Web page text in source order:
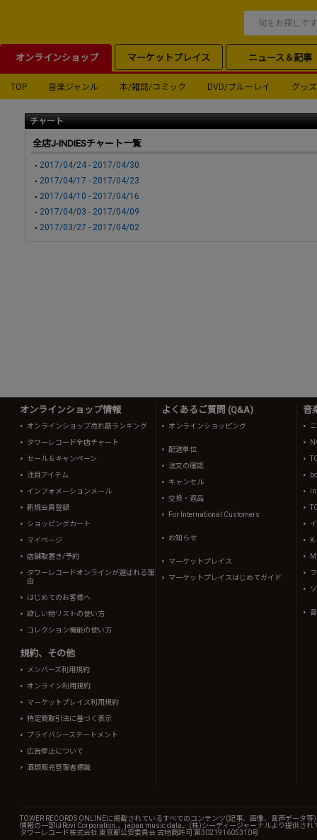
オンラインショップ マーケットプレイス ニュース＆記事
TOP 音楽ジャンル 本/雑誌/コミック DVD/ブルーレイ グッズ
チャート
全店J-INDIESチャート一覧
2017/04/24 - 2017/04/30
2017/04/17 - 2017/04/23
2017/04/10 - 2017/04/16
2017/04/03 - 2017/04/09
2017/03/27 - 2017/04/02
オンラインショップ情報
オンラインショップ売れ筋ランキング
タワーレコード全店チャート
セール＆キャンペーン
注目アイテム
インフォメーションメール
新規会員登録
ショッピングカート
マイページ
店舗取置き/予約
タワーレコードオンラインが選ばれる理
由
はじめてのお客様へ
欲しい物リストの使い方
コレクション機能の使い方
規約、その他
メンバーズ利用規約
オンライン利用規約
マーケットプレイス利用規約
特定商取引法に基づく表示
プライバシーステートメント
広告停止について
酒類販売管理者標識
よくあるご質問 (Q&A)
オンラインショッピング
配送単位
注文の確認
キャンセル
交換・返品
For International Customers
お知らせ
マーケットプレイス
マーケットプレイスはじめてガイド
音
TOWER RECORDS ONLINEに掲載されているすべてのコンテンツ(記事、画像、音声データ
情報の一部はRovi Corporation.、japan music data、(株)シーディージャーナルより提供され
タワーレコード株式会社 東京都公安委員会 古物商許可 第302191605310号